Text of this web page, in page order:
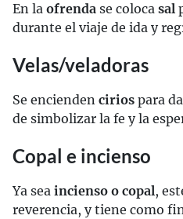
En la ofrenda se coloca sal
durante el viaje de ida y
Velas/veladoras
Se encienden cirios para
de simbolizar la fe y la
Copal e incienso
Ya sea incienso o copal,
reverencia, y tiene como